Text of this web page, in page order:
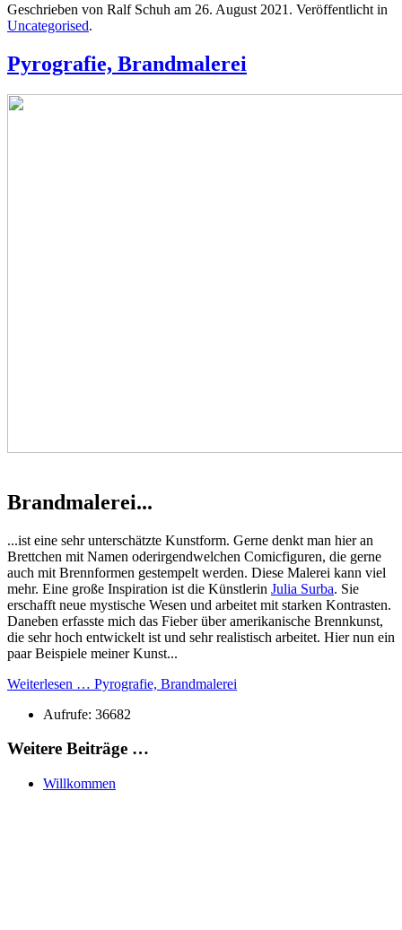
Geschrieben von Ralf Schuh am 26. August 2021 . Veröffentlicht in
Uncategorised.
Pyrografie, Brandmalerei
Brandmalerei...
...ist eine sehr unterschätzte Kunstform. Gerne denkt man hier an
Brettchen mit Namen oderirgendwelchen Comicfiguren, die gerne
auch mit Brennformen gestempelt werden. Diese Malerei kann viel
mehr. Eine große Inspiration ist die Künstlerin Julia Surba. Sie
erschafft neue mystische Wesen und arbeitet mit starken Kontrasten.
Daneben erfasste mich das Fieber über amerikanische Brennkunst,
die sehr hoch entwickelt ist und sehr realistisch arbeitet. Hier nun ein
paar Beispiele meiner Kunst...
Weiterlesen … Pyrografie, Brandmalerei
Aufrufe: 36682
Weitere Beiträge …
Willkommen